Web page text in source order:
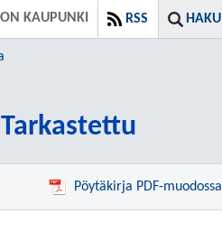
HAKU
RSS
KAUPUNKI
Pöytäkirja PDF-muodossa